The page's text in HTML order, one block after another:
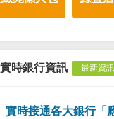
實時銀行資訊 最新資訊
實時接通各大銀行「